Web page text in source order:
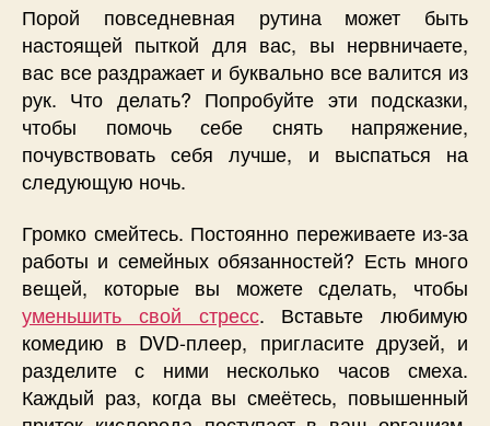
Порой повседневная рутина может быть
настоящей пыткой для вас, вы нервничаете,
вас все раздражает и буквально все валится из
рук. Что делать? Попробуйте эти подсказки,
чтобы помочь себе снять напряжение,
почувствовать себя лучше, и выспаться на
следующую ночь.
Громко смейтесь. Постоянно переживаете из-за
работы и семейных обязанностей? Есть много
вещей, которые вы можете сделать, чтобы
уменьшить свой стресс. Вставьте любимую
комедию в DVD-плеер, пригласите друзей, и
разделите с ними несколько часов смеха.
Каждый раз, когда вы смеётесь, повышенный